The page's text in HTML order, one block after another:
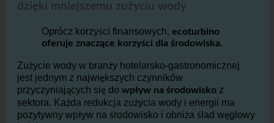
dzięki mniejszemu zużyciu wody
oferuje znaczące korzyści dla środowiska.
Zużycie wody w branży hotelarsko-gastronomicznej
jest jednym z największych czynników
przyczyniających się dowpływ na środowisko z